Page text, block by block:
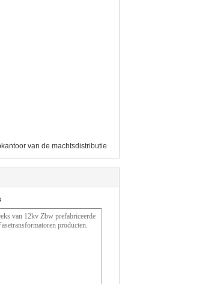
van de machtsdistributie